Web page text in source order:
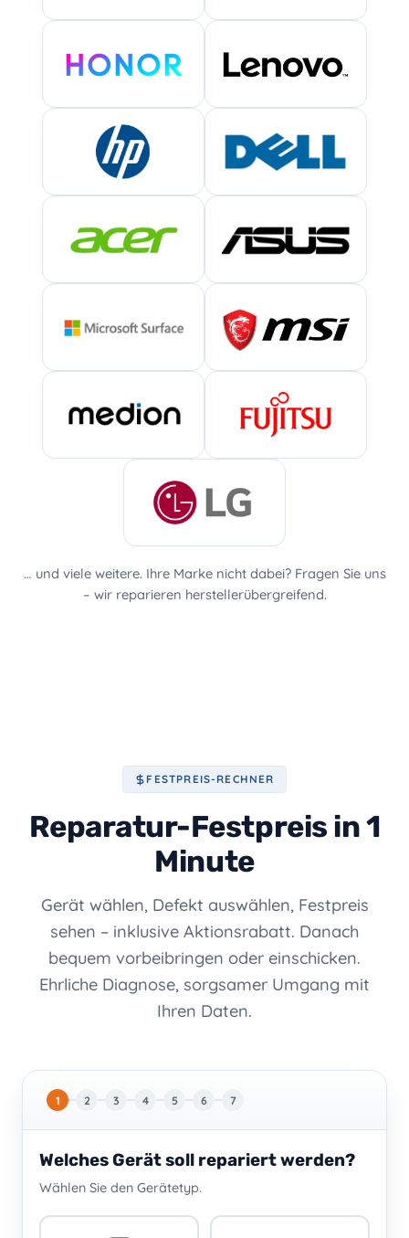
… und viele weitere. Ihre Marke nicht dabei? Fragen Sie uns
– wir reparieren herstellerübergreifend.
FESTPREIS-RECHNER
Reparatur-Festpreis in 1
Minute
Gerät wählen, Defekt auswählen, Festpreis
sehen – inklusive Aktionsrabatt. Danach
bequem vorbeibringen oder einschicken.
Ehrliche Diagnose, sorgsamer Umgang mit
Ihren Daten.
1 2 3 4 5 6 7
Welches Gerät soll repariert werden?
Wählen Sie den Gerätetyp.